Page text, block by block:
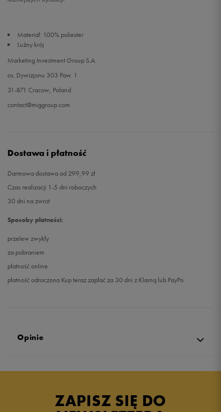
Materiał: 100% poliester
Luźny krój
Marketing Investment Group S.A.
os. Dywizjonu 303 Paw. 1
31-871 Cracow, Poland
contact@miggroup.com
Dostawa i płatność
Darmowa dostawa od 299,99 zł
Czas realizacji 1-5 dni roboczych
30 dni na zwrot
Sposoby płatności:
przelew zwykły
za pobraniem
płatność online
płatność odroczona Kup teraz zapłać za 30 dni z Klarną lub PayPo
Opinie
ZAPISZ SIĘ DO